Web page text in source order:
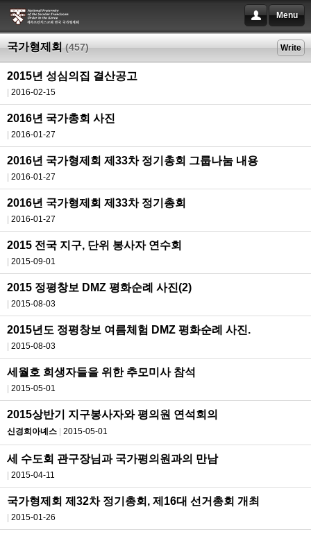
Menu
국가형제회 (457) Write
2015년 성심의집 결산공고
2016-02-15
2016년 국가총회 사진
2016-01-27
2016년 국가형제회 제33차 정기총회 그룹나눔 내용
2016-01-27
2016년 국가형제회 제33차 정기총회
2016-01-27
2015 전국 지구, 단위 봉사자 연수회
2015-09-01
2015 정평창보 DMZ 평화순례 사진(2)
2015-08-03
2015년도 정평창보 여름체험 DMZ 평화순례 사진.
2015-08-03
세월호 희생자들을 위한 추모미사 참석
2015-05-01
2015상반기 지구봉사자와 평의원 연석회의
신경희아녜스 2015-05-01
세 수도회 관구장님과 국가평의원과의 만남
2015-04-11
국가형제회 제32차 정기총회, 제16대 선거총회 개최
2015-01-26